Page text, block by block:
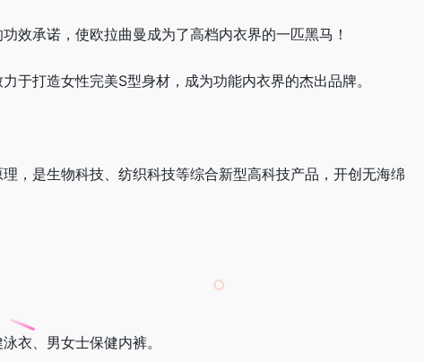
效承诺，使欧拉曲曼成为了高档内衣界的一匹黑马！
于打造女性完美S型身材，成为功能内衣界的杰出品牌。
，是生物科技、纺织科技等综合新型高科技产品，开创无海绵
衣、男女士保健内裤。